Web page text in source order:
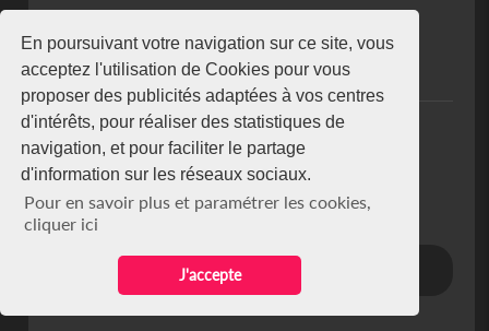
En poursuivant votre navigation sur ce site, vous
acceptez l'utilisation de Cookies pour vous
proposer des publicités adaptées à vos centres
d'intérêts, pour réaliser des statistiques de
navigation, et pour faciliter le partage
d'information sur les réseaux sociaux.
Pour en savoir plus et paramétrer les cookies,
cliquer ici
J'accepte
koaci@yahoo.fr
+225 07 08 85 52 93
NEWSLETTER
Restez connecté via notre newsletter
S'abonner
Se désabonner